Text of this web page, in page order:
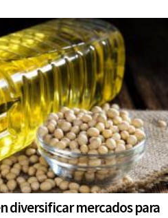
diversificar mercados para